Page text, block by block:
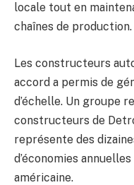
locale tout en
chaînes de production.
Les constructeurs
accord a permis de
d’échelle. Un groupe
constructeurs de
représente des
d’économies
américaine.